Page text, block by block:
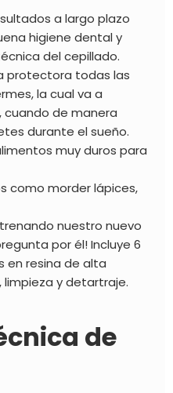
a largo plazo
higiene dental y
del cepillado.
protectora todas las
la cual va a
de manera
durante el sueño.
muy duros para
como morder lápices,
nuestro nuevo
por él! Incluye 6
en resina de alta
y detartraje.
de